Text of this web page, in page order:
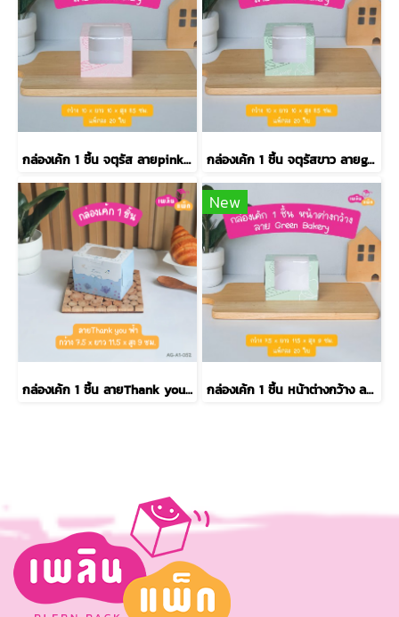
กล่องเค้ก 1 ชิ้น จตุรัส ลายpink bakery กล่องเค้ก 1 ชิ้น จตุรัสขาว ลายgreen bakery
กล่องเค้ก 1 ชิ้น ลายThank you ฟ้า
New
กล่องเค้ก 1 ชิ้น หน้าต่างกว้าง ลายgreen bakery